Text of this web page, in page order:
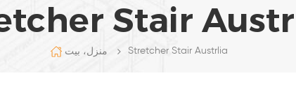
Stair
منزل، بيت Stretcher Stair Austrlia